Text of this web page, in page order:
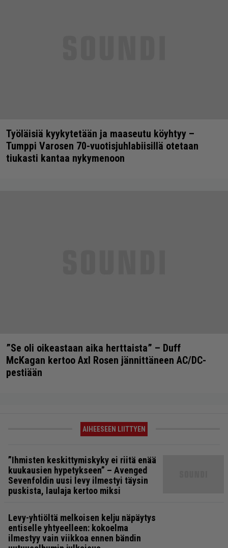
Työläisiä kyykytetään ja maaseutu köyhtyy –
Tumppi Varosen 70-vuotisjuhlabiisillä otetaan
tiukasti kantaa nykymenoon
”Se oli oikeastaan aika herttaista” – Duff
McKagan kertoo Axl Rosen jännittäneen AC/DC-
pestiään
AIHEESEEN LIITTYEN
”Ihmisten keskittymiskyky ei riitä enää
kuukausien hypetykseen” – Avenged
Sevenfoldin uusi levy ilmestyi täysin
puskista, laulaja kertoo miksi
Levy-yhtiöltä melkoisen kelju näpäytys
entiselle yhtyeelleen: kokoelma
ilmestyy vain viikkoa ennen bändin